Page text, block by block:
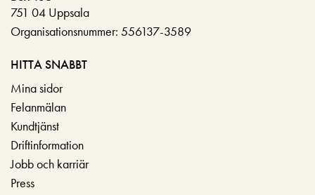
751 04 Uppsala
Organisationsnummer: 556137-3589
HITTA SNABBT
Mina sidor
Felanmälan
Kundtjänst
Driftinformation
Jobb och karriär
Press